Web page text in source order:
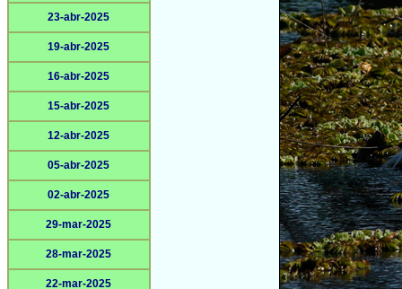
23-abr-2025
19-abr-2025
16-abr-2025
15-abr-2025
12-abr-2025
05-abr-2025
02-abr-2025
29-mar-2025
28-mar-2025
22-mar-2025